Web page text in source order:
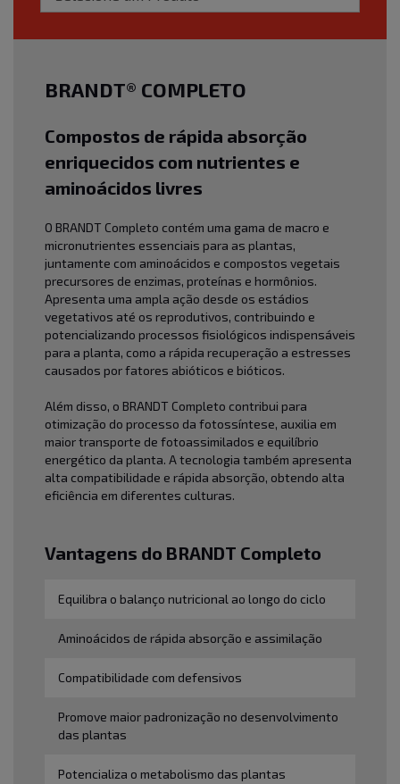
BRANDT® COMPLETO
Compostos de rápida absorção
enriquecidos com nutrientes e
aminoácidos livres
O BRANDT Completo contém uma gama de macro e
micronutrientes essenciais para as plantas,
juntamente com aminoácidos e compostos vegetais
precursores de enzimas, proteínas e hormônios.
Apresenta uma ampla ação desde os estádios
vegetativos até os reprodutivos, contribuindo e
potencializando processos fisiológicos indispensáveis
para a planta, como a rápida recuperação a estresses
causados por fatores abióticos e bióticos.
Além disso, o BRANDT Completo contribui para
otimização do processo da fotossíntese, auxilia em
maior transporte de fotoassimilados e equilíbrio
energético da planta. A tecnologia também apresenta
alta compatibilidade e rápida absorção, obtendo alta
eficiência em diferentes culturas.
Vantagens do BRANDT Completo
Equilibra o balanço nutricional ao longo do ciclo
Aminoácidos de rápida absorção e assimilação
Compatibilidade com defensivos
Promove maior padronização no desenvolvimento
das plantas
Potencializa o metabolismo das plantas